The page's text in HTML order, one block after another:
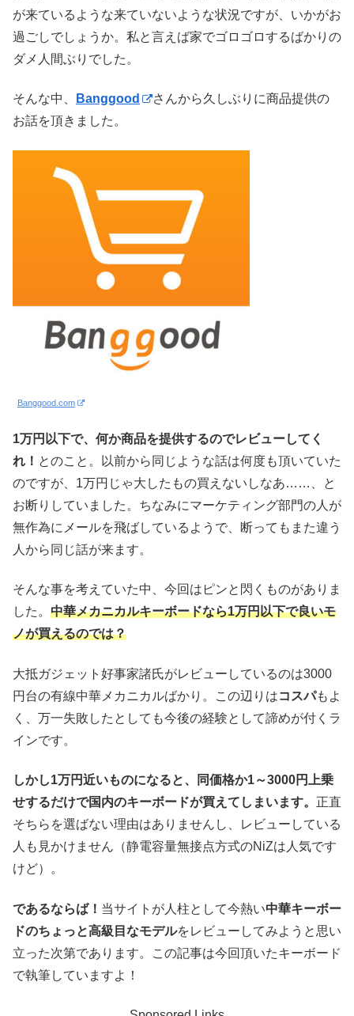
が来ているような来ていないような状況ですが、いかがお
過ごしでしょうか。私と言えば家でゴロゴロするばかりの
ダメ人間ぶりでした。
そんな中、 Banggood
さんから久しぶりに商品提供の
お話を頂きました。
Banggood.com
1万円以下で、何か商品を提供するのでレビューしてく
れ！ とのこと。以前から同じような話は何度も頂いていた
のですが、1万円じゃ大したもの買えないしなあ……、と
お断りしていました。ちなみにマーケティング部門の人が
無作為にメールを飛ばしているようで、断ってもまた違う
人から同じ話が来ます。
そんな事を考えていた中、今回はピンと閃くものがありま
した。 中華メカニカルキーボードなら1万円以下で良いモ
ノが買えるのでは？
大抵ガジェット好事家諸氏がレビューしているのは3000
円台の有線中華メカニカルばかり。この辺りはコスパもよ
く、万一失敗したとしても今後の経験として諦めが付くラ
インです。
しかし1万円近いものになると、同価格か1～3000円上乗
せするだけで国内のキーボードが買えてしまいます。 正直
そちらを選ばない理由はありませんし、レビューしている
人も見かけません（静電容量無接点方式のNiZは人気です
けど）。
であるならば！ 当サイトが人柱として今熱い中華キーボー
ドのちょっと高級目なモデルをレビューしてみようと思い
立った次第であります。この記事は今回頂いたキーボード
で執筆していますよ！